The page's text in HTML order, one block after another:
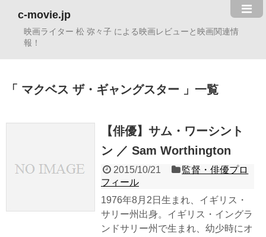
c-movie.jp
映画ライター 松 弥々子 による映画レビューと映画関連情
報！
マクベス ザ・ギャングスター 一覧
【俳優】サム・ワーシント
ン ／ Sam Worthington
2015/10/21
監督・俳優プロ
フィール
1976年8月2日生まれ、イギリス・
サリー州出身。イギリス・イングラ
ンドサリー州で生まれ、幼少時にオ